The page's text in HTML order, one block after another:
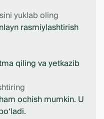
yuklab oling
rasmiylashtirish
qiling va yetkazib
ochish mumkin. U